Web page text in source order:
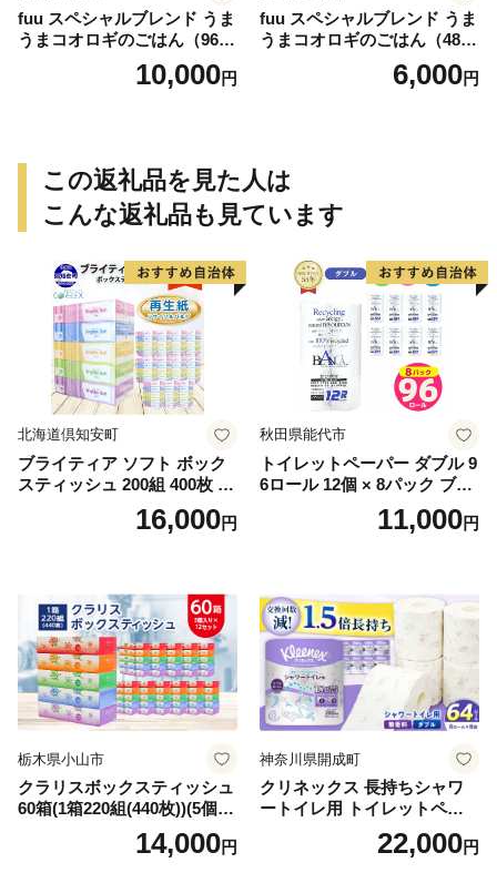
fuu スペシャルブレンド うま
うまコオロギのごはん（960
10,000円
fuu スペシャルブレンド うま
うまコオロギのごはん（480
6,000円
この返礼品を見た人は
こんな返礼品も見ています
北海道倶知安町
ブライティア ソフト ボック
スティッシュ 200組 400枚 60
箱 日本製 まとめ買い ティッ
シュ リサイクル 長持 防災 常
倶知安町 日用品
16,000円
秋田県能代市
トイレットペーパー ダブル 9
6ロール 12個 × 8パック ブラ
ンカ 再生紙 100％ 芯あり 日
用品 消耗品 無香料 生活用品
11,000円
栃木県小山市
クラリスボックスティッシュ
60箱(1箱220組(440枚))(5個入
り×12セット)【1256759】
14,000円
神奈川県開成町
クリネックス 長持ちシャワ
ートイレ用 トイレットペー
パー（ダブル）64ロール(8ロ
ール×8パック) 開成町 トイレ
22,000円